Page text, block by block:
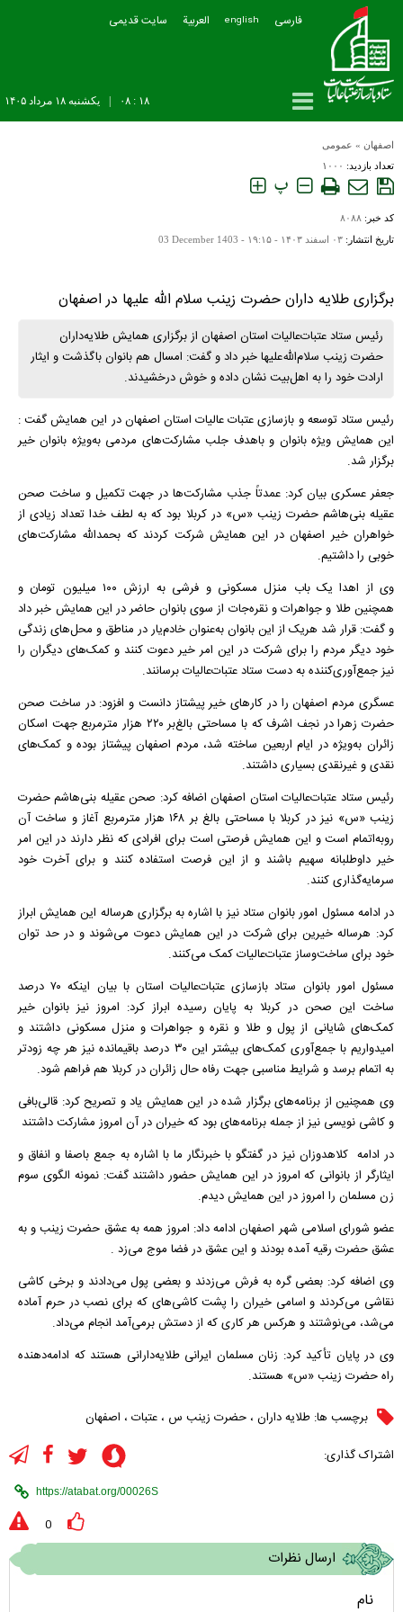
فارسی english العربیة سایت قدیمی
يکشنبه ۱۸ مرداد ۱۴۰۵ ۱۸ : ۰۸
اصفهان » عمومی
تعداد بازدید: ۱۰۰۰
پ
کد خبر: ۸۰۸۸
تاریخ انتشار: ۰۳ اسفند ۱۴۰۳ - ۱۹:۱۵ - 03 December 1403
برگزاری طلایه داران حضرت زینب سلام الله علیها در اصفهان
رئیس ستاد عتبات‌عالیات استان اصفهان از برگزاری همایش طلایه‌داران
حضرت زینب سلام‌الله‌علیها خبر داد و گفت: امسال هم بانوان باگذشت و ایثار
ارادت خود را به اهل‌بیت نشان داده و خوش درخشیدند.
رئیس ستاد توسعه و بازسازی عتبات عالیات استان اصفهان در این همایش گفت :
این همایش ویژه بانوان و باهدف جلب مشارکت‌های مردمی به‌ویژه بانوان خیر
برگزار شد.
جعفر عسکری بیان کرد: عمدتاً جذب مشارکت‌ها در جهت تکمیل و ساخت صحن
عقیله بنی‌هاشم حضرت زینب «س» در کربلا بود که به لطف خدا تعداد زیادی از
خواهران خیر اصفهان در این همایش شرکت کردند که بحمدالله مشارکت‌های
خوبی را داشتیم.
وی از اهدا یک باب منزل مسکونی و فرشی به ارزش ۱۰۰ میلیون تومان و
همچنین طلا و جواهرات و نقره‌جات از سوی بانوان حاضر در این همایش خبر داد
و گفت: قرار شد هریک از این بانوان به‌عنوان خادم‌یار در مناطق و محل‌های زندگی
خود دیگر مردم را برای شرکت در این امر خیر دعوت کنند و کمک‌های دیگران را
نیز جمع‌آوری‌کننده به دست ستاد عتبات‌عالیات برسانند.
عسگری مردم اصفهان را در کارهای خیر پیشتاز دانست و افزود: در ساخت صحن
حضرت زهرا در نجف اشرف که با مساحتی بالغ‌بر ۲۲۰ هزار مترمربع جهت اسکان
زائران به‌ویژه در ایام اربعین ساخته شد، مردم اصفهان پیشتاز بوده و کمک‌های
نقدی و غیرنقدی بسیاری داشتند.
رئیس ستاد عتبات‌عالیات استان اصفهان اضافه کرد: صحن عقیله بنی‌هاشم حضرت
زینب «س» نیز در کربلا با مساحتی بالغ بر ۱۶۸ هزار مترمربع آغاز و ساخت آن
روبه‌اتمام است و این همایش فرصتی است برای افرادی که نظر دارند در این امر
خیر داوطلبانه سهیم باشند و از این فرصت استفاده کنند و برای آخرت خود
سرمایه‌گذاری کنند.
در ادامه مسئول امور بانوان ستاد نیز با اشاره به برگزاری هرساله این همایش ابراز
کرد: هرساله خیرین برای شرکت در این همایش دعوت می‌شوند و در حد توان
خود برای ساخت‌وساز عتبات‌عالیات کمک می‌کنند.
مسئول امور بانوان ستاد بازسازی عتبات‌عالیات استان با بیان اینکه ۷۰ درصد
ساخت این صحن در کربلا به پایان رسیده ابراز کرد: امروز نیز بانوان خیر
کمک‌های شایانی از پول و طلا و نقره و جواهرات و منزل مسکونی داشتند و
امیدواریم با جمع‌آوری کمک‌های بیشتر این ۳۰ درصد باقیمانده نیز هر چه زودتر
به اتمام برسد و شرایط مناسبی جهت رفاه حال زائران در کربلا هم فراهم شود.
وی همچنین از برنامه‌های برگزار شده در این همایش یاد و تصریح کرد: قالی‌بافی
و کاشی نویسی نیز از جمله برنامه‌های بود که خیران در آن امروز مشارکت داشتند
در ادامه کلاهدوزان نیز در گفتگو با خبرنگار ما با اشاره به جمع باصفا و انفاق و
ایثارگر از بانوانی که امروز در این همایش حضور داشتند گفت: نمونه الگوی سوم
زن مسلمان را امروز در این همایش دیدم.
عضو شورای اسلامی شهر اصفهان ادامه داد: امروز همه به عشق حضرت زینب و به
عشق حضرت رقیه آمده بودند و این عشق در فضا موج می‌زد .
وی اضافه کرد: بعضی گره به فرش می‌زدند و بعضی پول می‌دادند و برخی کاشی
نقاشی می‌کردند و اسامی خیران را پشت کاشی‌های که برای نصب در حرم آماده
می‌شد، می‌نوشتند و هرکس هر کاری که از دستش برمی‌آمد انجام می‌داد.
وی در پایان تأکید کرد: زنان مسلمان ایرانی طلایه‌دارانی هستند که ادامه‌دهنده
راه حضرت زینب «س» هستند.
برچسب ها: طلایه داران ، حضرت زینب س ، عتبات ، اصفهان
اشتراک گذاری:
0
ارسال نظرات
نام